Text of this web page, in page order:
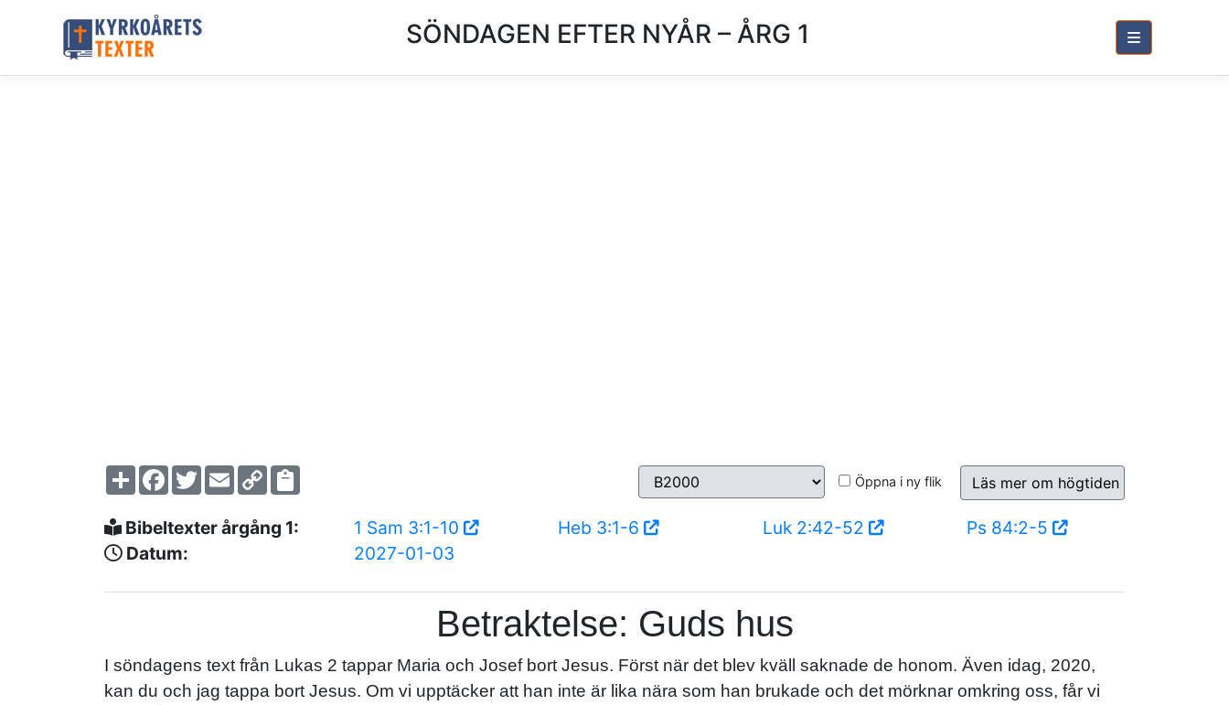
SÖNDAGEN EFTER NYÅR – ÅRG 1
ShareFacebook
TwitterEmailCopy
Link Öppna i ny flik Läs mer om högtiden
Bibeltexter årgång 1: 1 Sam 3:1-10 Heb 3:1-6 Luk 2:42-52
Ps 84:2-5
Datum:
2027-01-03
Betraktelse: Guds hus
I söndagens text från Lukas 2 tappar Maria och Josef bort Jesus. Först när det blev kväll saknade de honom. Även idag, 2020,
kan du och jag tappa bort Jesus. Om vi upptäcker att han inte är lika nära som han brukade och det mörknar omkring oss, får vi